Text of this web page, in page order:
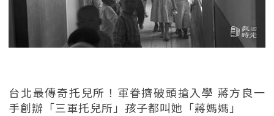
台北最傳奇托兒所！軍眷擠破頭搶入學 蔣方良一
手創辦「三軍托兒所」孩子都叫她「蔣媽媽」